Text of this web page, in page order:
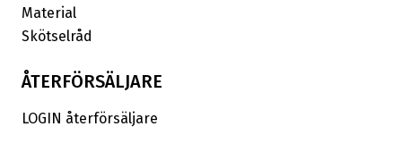
Material
Skötselråd
ÅTERFÖRSÄLJARE
LOGIN återförsäljare